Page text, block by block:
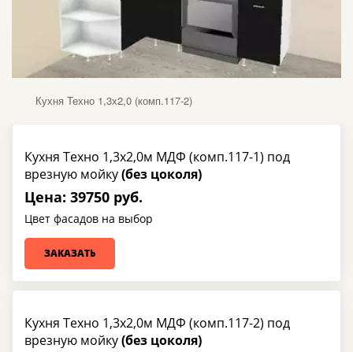
Кухня Техно 1,3х2,0 (комп.117-2)
Кухня Техно 1,3х2,0м МДФ (комп.117-1) под
врезную мойку(без цоколя)
Цена: 39750 руб.
Цвет фасадов на выбор
ЗАКАЗАТЬ
Кухня Техно 1,3х2,0м МДФ (комп.117-2) под
врезную мойку(без цоколя)